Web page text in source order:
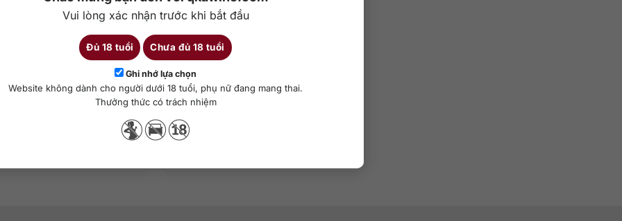
Vui lòng xác nhận trước khi bắt đầu
Đủ 18 tuổi Chưa đủ 18 tuổi
Ghi nhớ lựa chọn
Website không dành cho người dưới 18 tuổi, phụ nữ đang mang thai.
Thưởng thức có trách nhiệm
Original
47%
Stranahan’s Sherry Cask